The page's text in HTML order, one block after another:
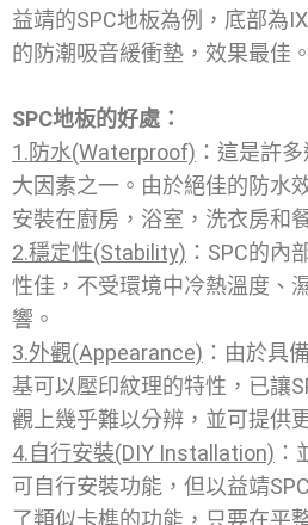
益靖的SPC地板為例，底部為
的防潮吸音緩衝墊，效果最佳。
SPC地板的好處：
1.防水(Waterproof) ：這是許
大因素之一。由於絕佳的防水
安裝在廚房，浴室，洗衣房和
2.穩定性(Stability) ：SPC的內
性佳，不受環境中冷熱溫度、
響。
3.外觀(Appearance) ：由於具
基可以壓印紋理的特性，已讓
觀上幾乎難以分辨，並可提供
4.自行安裝(DIY Installation) ：
可自行安裝功能，但以益靖
了類似卡榫的功能，只要在平